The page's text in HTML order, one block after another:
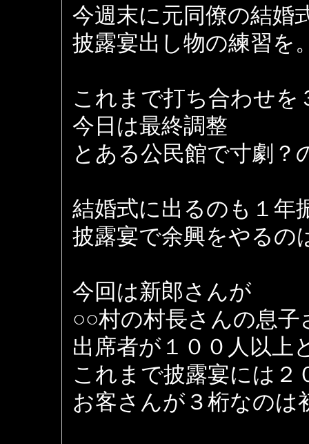
今週末に元同僚の結婚
披露宴出し物の練習を
これまで打ち合わせを
今日は最終調整
とある公民館で寸劇？
結婚式に出るのも１年
披露宴で余興をやるの
今回は新郎さんが
○○村の村長さんの息
出席者が１００人以上
これまで披露宴には２
お客さんが３桁なのは